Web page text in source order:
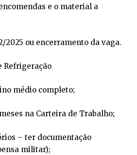
e o material a
2025 ou encerramento da vaga.
Refrigeração
médio completo;
na Carteira de Trabalho;
– ter documentação
militar);